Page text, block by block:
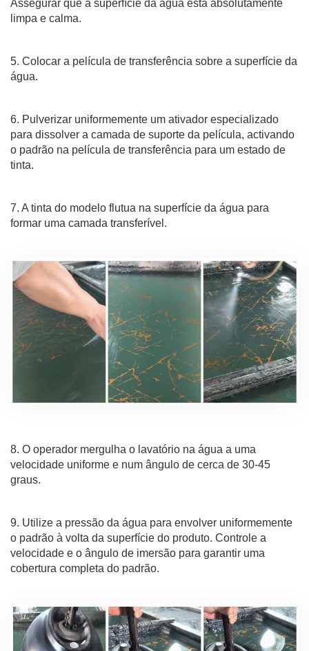
Assegurar que a superfície da água está absolutamente
limpa e calma.
5. Colocar a película de transferência sobre a superfície da
água.
6. Pulverizar uniformemente um ativador especializado
para dissolver a camada de suporte da película, activando
o padrão na película de transferência para um estado de
tinta.
7. A tinta do modelo flutua na superfície da água para
formar uma camada transferível.
8. O operador mergulha o lavatório na água a uma
velocidade uniforme e num ângulo de cerca de 30-45
graus.
9. Utilize a pressão da água para envolver uniformemente
o padrão à volta da superfície do produto. Controle a
velocidade e o ângulo de imersão para garantir uma
cobertura completa do padrão.